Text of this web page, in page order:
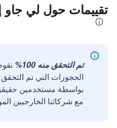
تقييمات حول لي
تم التحقق منه 100%
الحجوزات التي تم
مع شركائنا الخارجيين